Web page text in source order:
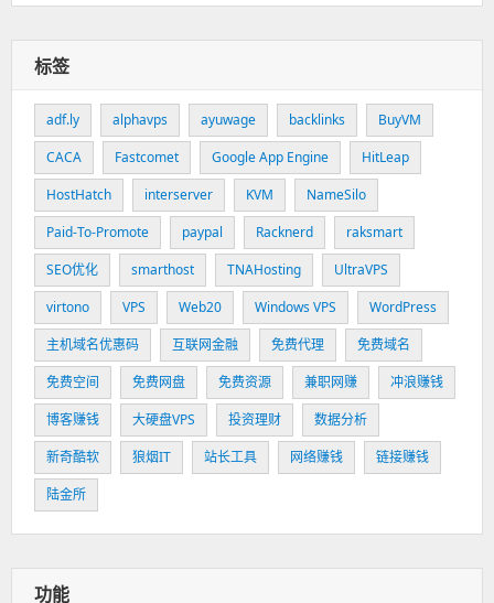
标签
adf.ly alphavps ayuwage backlinks
BuyVM
CACA
Fastcomet Google App Engine
HitLeap
HostHatch
interserver KVM
NameSilo
Paid-To-Promote
paypal Racknerd
raksmart
SEO优化
smarthost TNAHosting
UltraVPS
virtono
VPS Web20 Windows VPS
WordPress
主机域名优惠码
互联网金融 免费代理
免费域名
免费空间
免费网盘 免费资源 兼职网赚
冲浪赚钱
博客赚钱
大硬盘VPS 投资理财
数据分析
新奇酷软
狼烟IT 站长工具 网络赚钱
链接赚钱
陆金所
功能